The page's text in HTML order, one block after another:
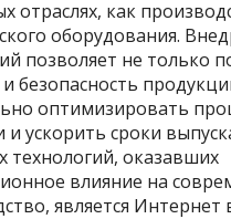
отраслях, как
оборудования.
позволяет не только
и безопасность
оптимизировать
и ускорить сроки
технологий, оказавших
влияние на
является